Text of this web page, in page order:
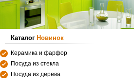
Каталог Новинок
Керамика и фарфор
Посуда из стекла
Посуда из дерева